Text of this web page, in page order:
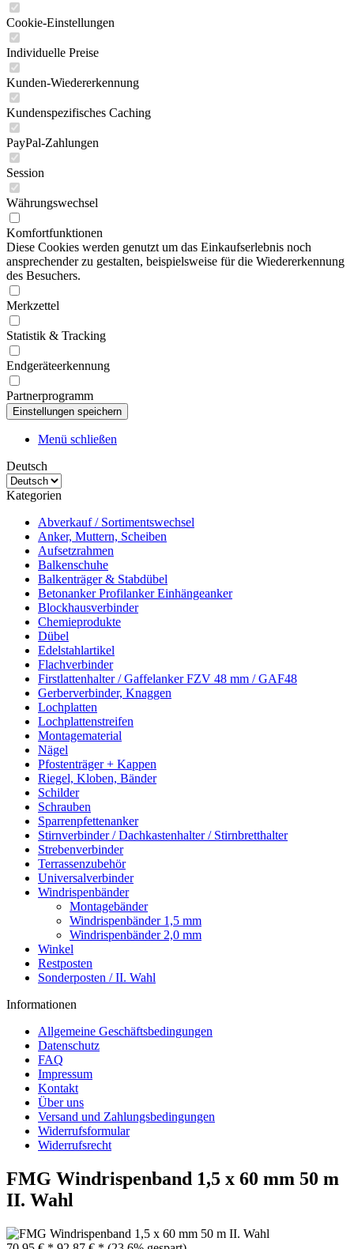
Cookie-Einstellungen
Individuelle Preise
Kunden-Wiedererkennung
Kundenspezifisches Caching
PayPal-Zahlungen
Session
Währungswechsel
Komfortfunktionen
Diese Cookies werden genutzt um das Einkaufserlebnis noch
ansprechender zu gestalten, beispielsweise für die Wiedererkennung
des Besuchers.
Merkzettel
Statistik & Tracking
Endgeräteerkennung
Partnerprogramm
Menü schließen
Deutsch
Kategorien
Abverkauf / Sortimentswechsel
Anker, Muttern, Scheiben
Aufsetzrahmen
Balkenschuhe
Balkenträger & Stabdübel
Betonanker Profilanker Einhängeanker
Blockhausverbinder
Chemieprodukte
Dübel
Edelstahlartikel
Flachverbinder
Firstlattenhalter / Gaffelanker FZV 48 mm / GAF48
Gerberverbinder, Knaggen
Lochplatten
Lochplattenstreifen
Montagematerial
Nägel
Pfostenträger + Kappen
Riegel, Kloben, Bänder
Schilder
Schrauben
Sparrenpfettenanker
Stirnverbinder / Dachkastenhalter / Stirnbretthalter
Strebenverbinder
Terrassenzubehör
Universalverbinder
Windrispenbänder
Montagebänder
Windrispenbänder 1,5 mm
Windrispenbänder 2,0 mm
Winkel
Restposten
Sonderposten / II. Wahl
Informationen
Allgemeine Geschäftsbedingungen
Datenschutz
FAQ
Impressum
Kontakt
Über uns
Versand und Zahlungsbedingungen
Widerrufsformular
Widerrufsrecht
FMG Windrispenband 1,5 x 60 mm 50 m
II. Wahl